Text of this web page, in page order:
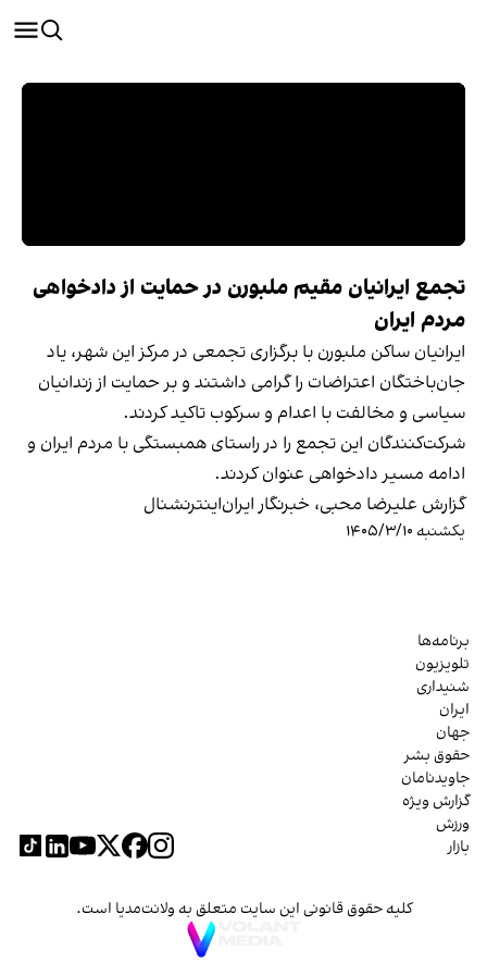
تجمع ایرانیان مقیم ملبورن در حمایت از دادخواهی
مردم ایران
ایرانیان ساکن ملبورن با برگزاری تجمعی در مرکز این شهر، یاد
جان‌باختگان اعتراضات را گرامی داشتند و بر حمایت از زندانیان
سیاسی و مخالفت با اعدام و سرکوب تاکید کردند.
شرکت‌کنندگان این تجمع را در راستای همبستگی با مردم ایران و
ادامه مسیر دادخواهی عنوان کردند.
گزارش علیرضا محبی، خبرنگار ایران‌اینترنشنال
یکشنبه ۱۴۰۵/۳/۱۰
برنامه‌ها
تلویزیون
شنیداری
ایران
جهان
حقوق بشر
جاویدنامان
گزارش ویژه
ورزش
بازار
کلیه حقوق قانونی این سایت متعلق به ولانت‌مدیا است.